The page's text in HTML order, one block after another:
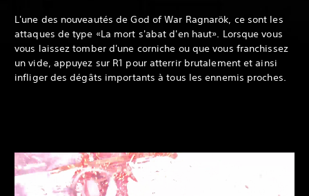
L'une des nouveautés de God of War Ragnarök, ce sont les
attaques de type «La mort s'abat d'en haut». Lorsque vous
vous laissez tomber d'une corniche ou que vous franchissez
un vide, appuyez sur R1 pour atterrir brutalement et ainsi
infliger des dégâts importants à tous les ennemis proches.